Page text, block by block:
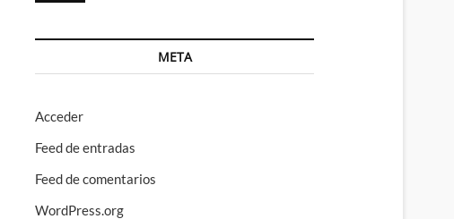
META
Acceder
Feed de entradas
Feed de comentarios
WordPress.org